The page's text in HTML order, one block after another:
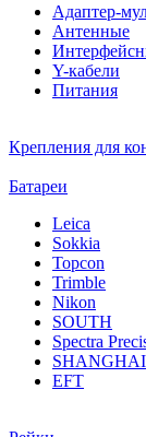
Адаптер-
Антенные
Y-кабели
Питания
Крепления для
Батареи
Leica
Sokkia
Topcon
Trimble
Nikon
SOUTH
Spectra
EFT